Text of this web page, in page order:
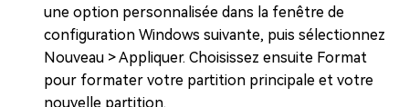
une option personnalisée dans la fenêtre de
configuration Windows suivante, puis sélectionnez
Nouveau > Appliquer. Choisissez ensuite Format
pour formater votre partition principale et votre
nouvelle partition.